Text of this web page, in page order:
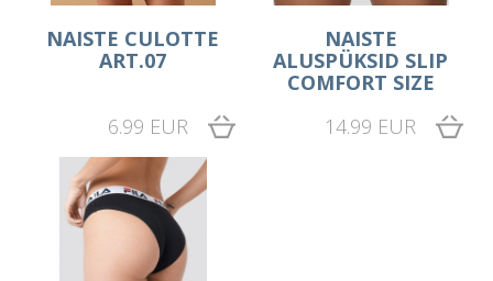
NAISTE CULOTTE
ART.07
6.99 EUR
NAISTE
ALUSPÜKSID SLIP
COMFORT SIZE
14.99 EUR